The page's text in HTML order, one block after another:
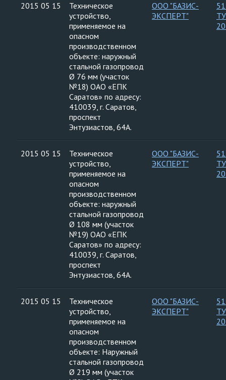
2015 05 15
Техническое
устройство,
применяемое на
опасном
производственном
объекте: наружный
стальной газопровод
Ø 76 мм (участок
№18) ОАО «ЕПК
Саратов» по адресу:
410039, г. Саратов,
проспект
Энтузиастов, 64А.
ООО "БАЗИС-
ЭКСПЕРТ"
2015 05 15
Техническое
устройство,
применяемое на
опасном
производственном
объекте: наружный
стальной газопровод
Ø 108 мм (участок
№19) ОАО «ЕПК
Саратов» по адресу:
410039, г. Саратов,
проспект
Энтузиастов, 64А.
ООО "БАЗИС-
ЭКСПЕРТ"
2015 05 15
Техническое
устройство,
применяемое на
опасном
производственном
объекте: Наружный
стальной газопровод
Ø 219 мм (участок
ООО "БАЗИС-
ЭКСПЕРТ"